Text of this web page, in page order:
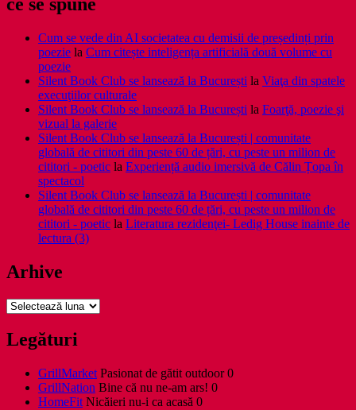
Cum se vede din AI societatea cu demisii de președinți prin
poezie la Cum citește inteligența artificială două volume cu
poezie
Silent Book Club se lansează la București la Viaţa din spatele
execuţiilor culturale
Silent Book Club se lansează la București la Foarţă, poezie şi
vizual la galerie
Silent Book Club se lansează la București | comunitate
globală de cititori din peste 60 de țări, cu peste un milion de
cititori - poetic la Experiență audio imersivă de Călin Țopa în
spectacol
Silent Book Club se lansează la București | comunitate
globală de cititori din peste 60 de țări, cu peste un milion de
cititori - poetic la Literatura rezidenţei- Ledig House inainte de
lectura (3)
Arhive
Arhive
Legături
GrillMarket Pasionat de gătit outdoor 0
GrillNation Bine că nu ne-am ars! 0
HomeFit Nicăieri nu-i ca acasă 0